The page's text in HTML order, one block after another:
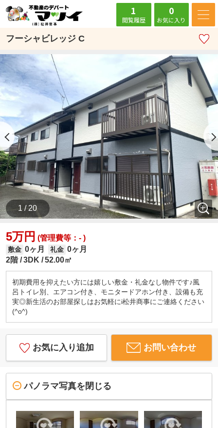
1
閲覧履歴
0
お気に入り
フーシャビレッジ C
1 / 20
5万円 (管理費等：- )
敷金 0ヶ月 礼金 0ヶ月
2階 3DK 52.00㎡
初期費用を抑えたい方には嬉しい敷金・礼金なし物件です♪風
呂トイレ別、エアコン付き、モニタードアホン付き、設備も充
実◎新生活のお部屋探しはお気軽にi松井商事にご連絡ください
(^o^)
お気に入り追加 お問い合わせ
パノラマ写真を閉じる